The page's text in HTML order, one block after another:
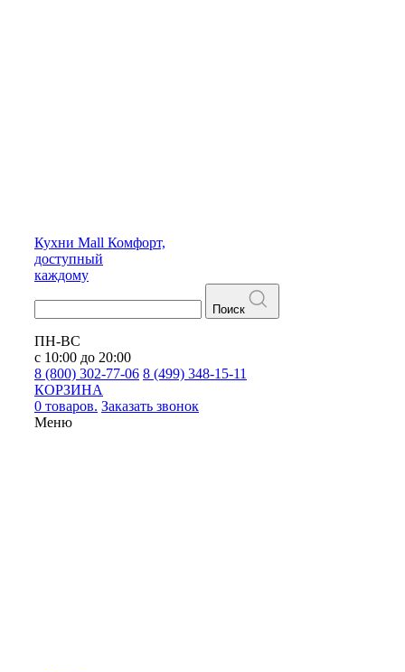
Кухни Mall Комфорт,
доступный
каждому
Поиск
ПН-ВС
с 10:00 до 20:00
8 (800) 302-77-06 8 (499) 348-15-11
КОРЗИНА
0 товаров. Заказать звонок
Меню